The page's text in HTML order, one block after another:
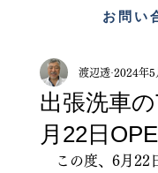
お問い
出張洗車
月22日
渡辺透 2024年5
この度、6月22